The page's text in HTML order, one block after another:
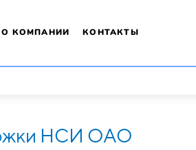
О КОМПАНИИ КОНТАКТЫ
НСИ ОАО